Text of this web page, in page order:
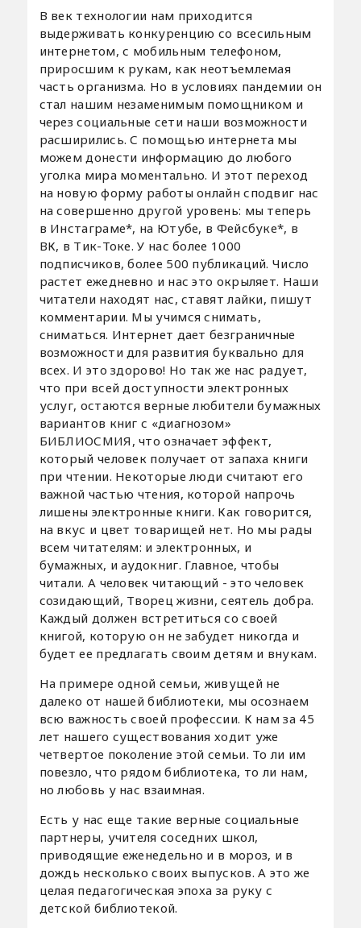
В век технологии нам приходится
выдерживать конкуренцию со всесильным
интернетом, с мобильным телефоном,
приросшим к рукам, как неотъемлемая
часть организма. Но в условиях пандемии он
стал нашим незаменимым помощником и
через социальные сети наши возможности
расширились. С помощью интернета мы
можем донести информацию до любого
уголка мира моментально. И этот переход
на новую форму работы онлайн сподвиг нас
на совершенно другой уровень: мы теперь
в Инстаграме*, на Ютубе, в Фейсбуке*, в
ВК, в Тик-Токе. У нас более 1000
подписчиков, более 500 публикаций. Число
растет ежедневно и нас это окрыляет. Наши
читатели находят нас, ставят лайки, пишут
комментарии. Мы учимся снимать,
сниматься. Интернет дает безграничные
возможности для развития буквально для
всех. И это здорово! Но так же нас радует,
что при всей доступности электронных
услуг, остаются верные любители бумажных
вариантов книг с «диагнозом»
БИБЛИОСМИЯ, что означает эффект,
который человек получает от запаха книги
при чтении. Некоторые люди считают его
важной частью чтения, которой напрочь
лишены электронные книги. Как говорится,
на вкус и цвет товарищей нет. Но мы рады
всем читателям: и электронных, и
бумажных, и аудокниг. Главное, чтобы
читали. А человек читающий - это человек
созидающий, Творец жизни, сеятель добра.
Каждый должен встретиться со своей
книгой, которую он не забудет никогда и
будет ее предлагать своим детям и внукам.
На примере одной семьи, живущей не
далеко от нашей библиотеки, мы осознаем
всю важность своей профессии. К нам за 45
лет нашего существования ходит уже
четвертое поколение этой семьи. То ли им
повезло, что рядом библиотека, то ли нам,
но любовь у нас взаимная.
Есть у нас еще такие верные социальные
партнеры, учителя соседних школ,
приводящие еженедельно и в мороз, и в
дождь несколько своих выпусков. А это же
целая педагогическая эпоха за руку с
детской библиотекой.